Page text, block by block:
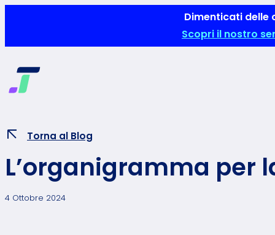
contenuto
Dimenticati delle
Scopri il nostro
Torna al Blog
L’organigramma per
4 Ottobre 2024